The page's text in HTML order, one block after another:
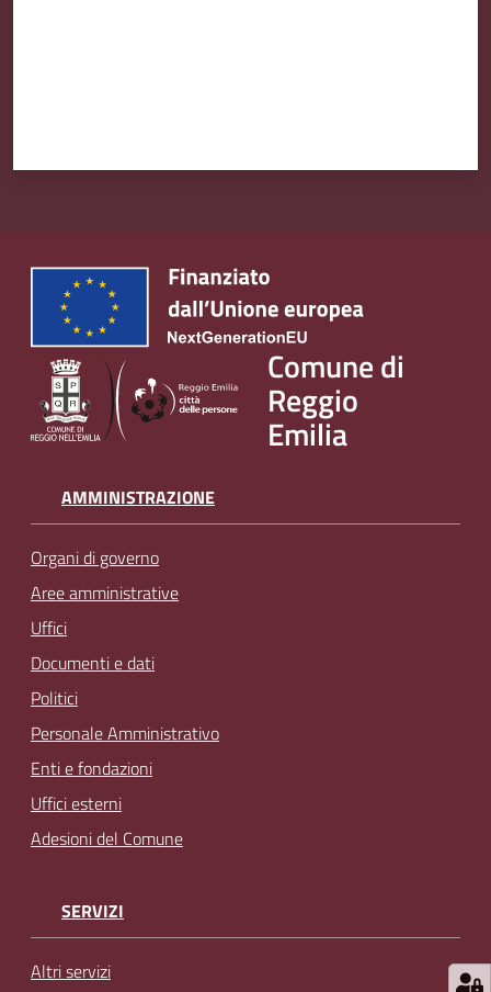
i
v
Seguici
Comune di
Reggio
Emilia
AMMINISTRAZIONE
Organi di governo
Aree amministrative
Uffici
Documenti e dati
Politici
Personale Amministrativo
Enti e fondazioni
Uffici esterni
Adesioni del Comune
SERVIZI
Altri servizi